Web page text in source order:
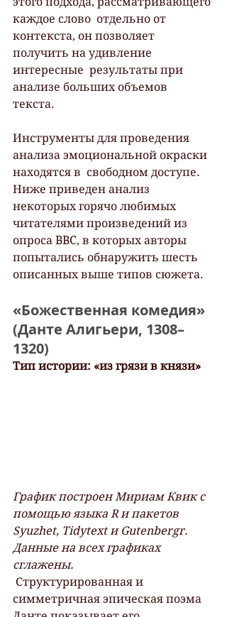
каждое слово  отдельно от
контекста, он позволяет
получить на удивление
интересные  результаты при
анализе больших объемов
текста.
Инструменты для проведения
анализа эмоциональной окраски
находятся в  свободном доступе.
Ниже приведен анализ
некоторых горячо любимых
читателями произведений из
опроса BBC, в которых авторы
попытались обнаружить шесть
описанных выше типов сюжета.
«Божественная комедия»
(Данте Алигьери, 1308–
1320)
Тип истории: «из грязи в князи»
График построен Мириам Квик с
помощью языка R и пакетов
Syuzhet, Tidytext и Gutenbergr.
Данные на всех графиках
сглажены.
симметричная эпическая поэма